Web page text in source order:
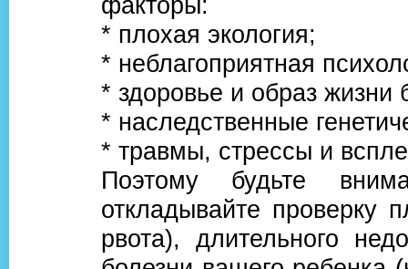
* плохая экология;
* неблагоприятная
* здоровье и образ жизни
* наследственные
* травмы, стрессы и
Поэтому будьте
откладывайте проверку
рвота), длительного